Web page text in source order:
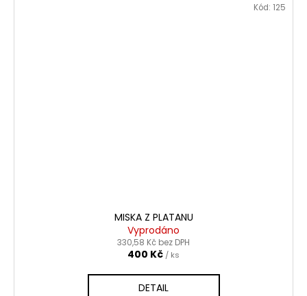
MISKA Z PLATANU
Vyprodáno
330,58 Kč bez DPH
400 Kč / ks
DETAIL
Kód: 125